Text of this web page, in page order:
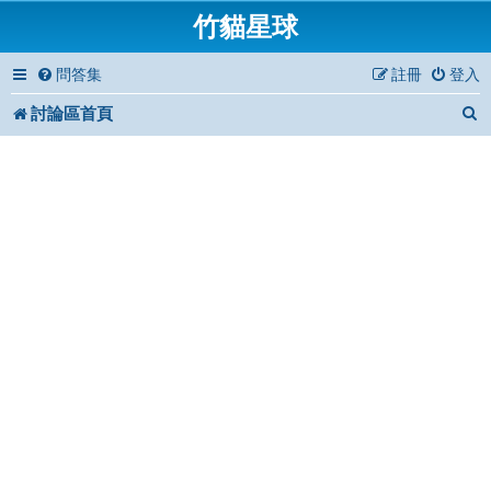
竹貓星球
問答集 登入
註冊
討論區首頁